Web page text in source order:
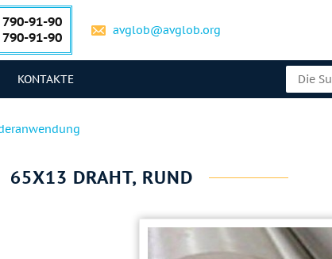
790-91-90
790-91-90 avglob@avglob.org
KONTAKTE
65Х13 DRAHT, RUND